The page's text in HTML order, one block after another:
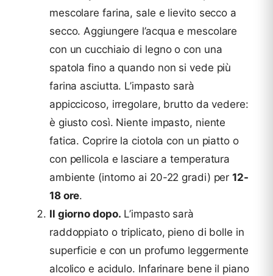
mescolare farina, sale e lievito secco a
secco. Aggiungere l’acqua e mescolare
con un cucchiaio di legno o con una
spatola fino a quando non si vede più
farina asciutta. L’impasto sarà
appiccicoso, irregolare, brutto da vedere:
è giusto così. Niente impasto, niente
fatica. Coprire la ciotola con un piatto o
con pellicola e lasciare a temperatura
ambiente (intorno ai 20-22 gradi) per12-
18 ore.
Il giorno dopo. L’impasto sarà
raddoppiato o triplicato, pieno di bolle in
superficie e con un profumo leggermente
alcolico e acidulo. Infarinare bene il piano